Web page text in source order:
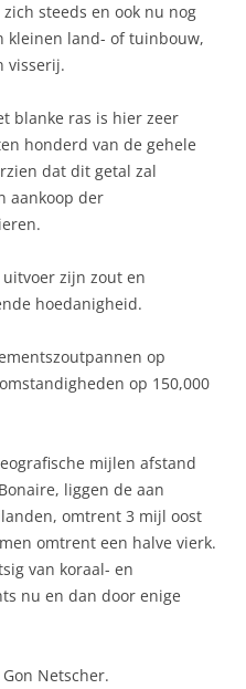
steeds en ook nu nog
kleinen land- of tuinbouw,
visserij.
blanke ras is hier zeer
honderd van de gehele
dat dit getal zal
aankoop der
zijn zout en
hoedanigheid.
op
op 150,000
mijlen afstand
liggen de aan
omtrent 3 mijl oost
omtrent een halve vierk.
van koraal- en
nu en dan door enige
Netscher.